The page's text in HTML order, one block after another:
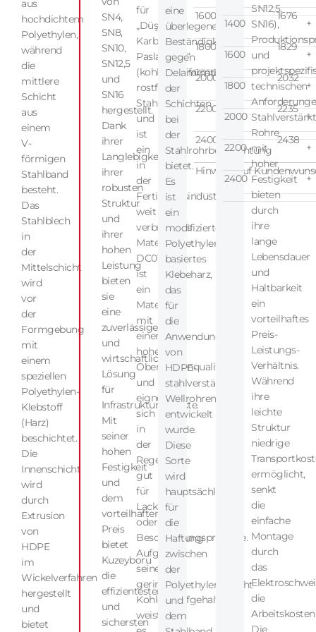
aus
hochdichtem
Polyethylen,
während
die
mittlere
Schicht
aus
einem
V-
förmigen
Stahlband
besteht.
Das
Stahlblech
in
der
Mittelschicht
wird
vor
der
Formgebung
mit
einem
speziellen
Polyethylen-
Klebstoff
(Harz)
beschichtet.
Die
Innenschicht
wird
durch
Extrusion
von
HDPE
im
Wickelverfahren
hergestellt
und
bietet
SN4,
SN8,
SN10,
SN12,5
und
SN16
hergestellt.
Dank
ihrer
Langlebigkeit,
ihrer
robusten
Struktur
und
ihrer
hohen
Leistung
bieten
sie
eine
zuverlässige
und
wirtschaftliche
Lösung
für
Infrastrukturprojekte.
Mit
seiner
hohen
Festigkeit
und
dem
vorteilhaften
Preis
bietet
Kuzeyboru
die
effizientesten
und
sichersten
für
„Düşük
Karbonlu
Paslanmaz“
(kohlenstoffarmer
rostfreier
Stahl)
und
ist
ein
in
der
Fertigungsindustrie
weit
verbreitetes
Material.
DC01
ist
ein
Material
mit
einer
hohen
Oberflächenqualität
und
eignet
sich
in
der
Regel
gut
für
Lackier-
oder
Beschichtungsprozesse.
Aufgrund
seines
geringen
Kohlenstoffgehalts
weist
eine
überlegene
Beständigkeit
gegen
Delamination
der
Schichten
bei
der
Stahlrohrbeschichtung
bietet.
Es
ist
ein
modifiziertes
Polyethylen-
basiertes
Klebeharz,
das
für
die
Anwendung
von
HDPE-
stahlverstärkten
Wellrohren
entwickelt
wurde.
Diese
Sorte
wird
hauptsächlich
für
die
Haftung
zwischen
der
Polyethylenschicht
und
dem
1600 1676
1800 1829
2000 2032
2200 2235
2400 2438
Hinweis: Auf
1400 +
1600 +
1800 +
2000 +
2200 +
2400 +
SN12,5,
SN16),
und
technischen
Rohre
mit
hoher
Festigkeit
bieten
durch
ihre
lange
Lebensdauer
und
Haltbarkeit
ein
vorteilhaftes
Preis-
Leistungs-
Verhältnis.
Während
ihre
leichte
Struktur
niedrige
ermöglicht,
senkt
die
einfache
Montage
durch
das
die
Die